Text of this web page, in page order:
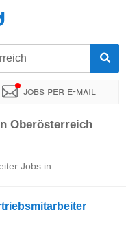
Jobs per e-mail
Oberösterreich
Jobs in